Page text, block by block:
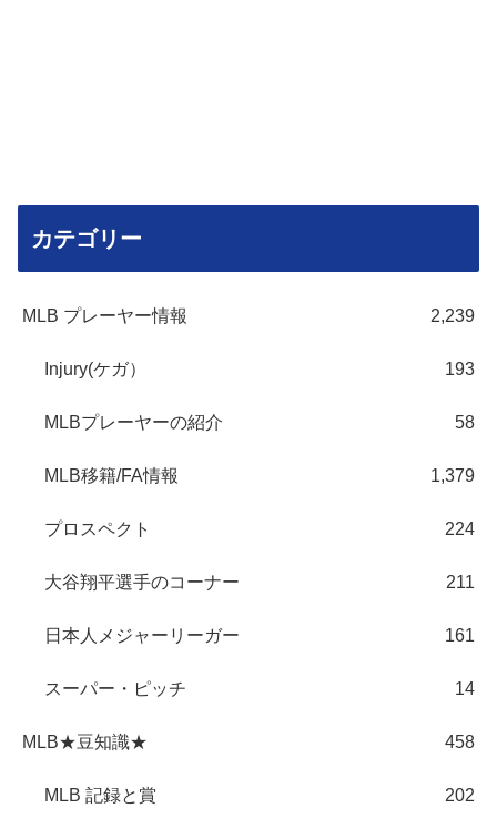
カテゴリー
MLB プレーヤー情報 2,239
Injury(ケガ） 193
MLBプレーヤーの紹介 58
MLB移籍/FA情報 1,379
プロスペクト 224
大谷翔平選手のコーナー 211
日本人メジャーリーガー 161
スーパー・ピッチ 14
MLB★豆知識★ 458
MLB 記録と賞 202